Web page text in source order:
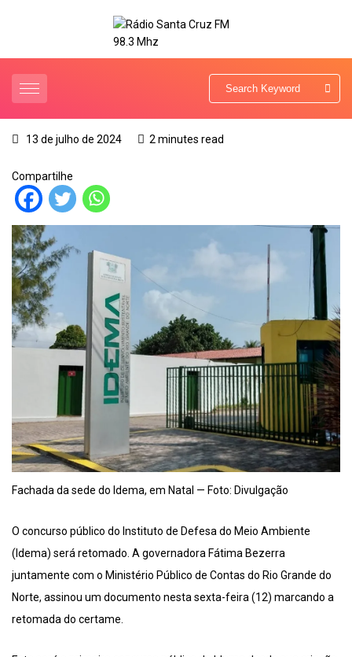
13 de julho de 2024 2 minutes read
Compartilhe
Fachada da sede do Idema, em Natal — Foto: Divulgação
O concurso público do Instituto de Defesa do Meio Ambiente
(Idema) será retomado. A governadora Fátima Bezerra
juntamente com o Ministério Público de Contas do Rio Grande do
Norte, assinou um documento nesta sexta-feira (12) marcando a
retomada do certame.